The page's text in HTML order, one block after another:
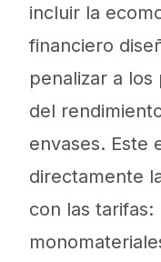
incluir la
financiero
penalizar a
del
envases. Este
directamente
con las